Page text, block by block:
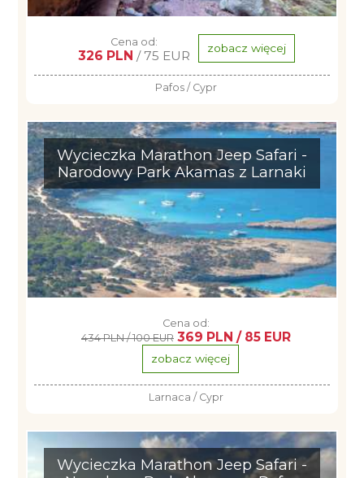
Cena od:
326 PLN / 75 EUR zobacz więcej
Pafos / Cypr
Wycieczka Marathon Jeep Safari -
Narodowy Park Akamas z Larnaki
Cena od:
434 PLN / 100 EUR 369 PLN / 85 EUR
zobacz więcej
Larnaca / Cypr
Wycieczka Marathon Jeep Safari -